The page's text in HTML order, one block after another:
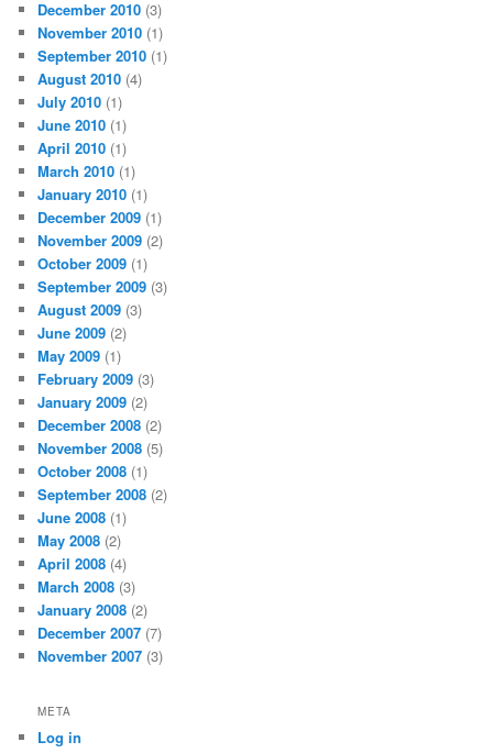
December 2010 (3)
November 2010 (1)
September 2010 (1)
August 2010 (4)
July 2010 (1)
June 2010 (1)
April 2010 (1)
March 2010 (1)
January 2010 (1)
December 2009 (1)
November 2009 (2)
October 2009 (1)
September 2009 (3)
August 2009 (3)
June 2009 (2)
May 2009 (1)
February 2009 (3)
January 2009 (2)
December 2008 (2)
November 2008 (5)
October 2008 (1)
September 2008 (2)
June 2008 (1)
May 2008 (2)
April 2008 (4)
March 2008 (3)
January 2008 (2)
December 2007 (7)
November 2007 (3)
META
Log in